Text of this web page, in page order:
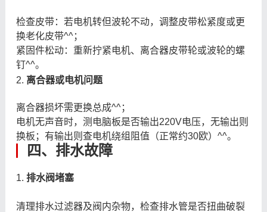
检查皮带：若电机转但波轮不动，调整皮带松紧度或更
换老化皮带^^；
紧固件松动：重新拧紧电机、离合器皮带轮或波轮的螺
钉^^。
2. 离合器或电机问题
离合器损坏需更换总成^^；
电机无声音时，测电脑板是否输出220V电压，无输出则
换板；有输出则查电机绕组阻值（正常约30欧）^^。
四、排水故障
1. 排水阀堵塞
清理排水过滤器及阀内杂物，检查排水管是否扭曲破裂